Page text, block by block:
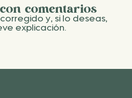
comentarios
y, si lo deseas,
explicación.